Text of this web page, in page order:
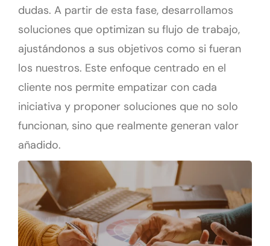
dudas. A partir de esta fase, desarrollamos
soluciones que optimizan su flujo de trabajo,
ajustándonos a sus objetivos como si fueran
los nuestros. Este enfoque centrado en el
cliente nos permite empatizar con cada
iniciativa y proponer soluciones que no solo
funcionan, sino que realmente generan valor
añadido.